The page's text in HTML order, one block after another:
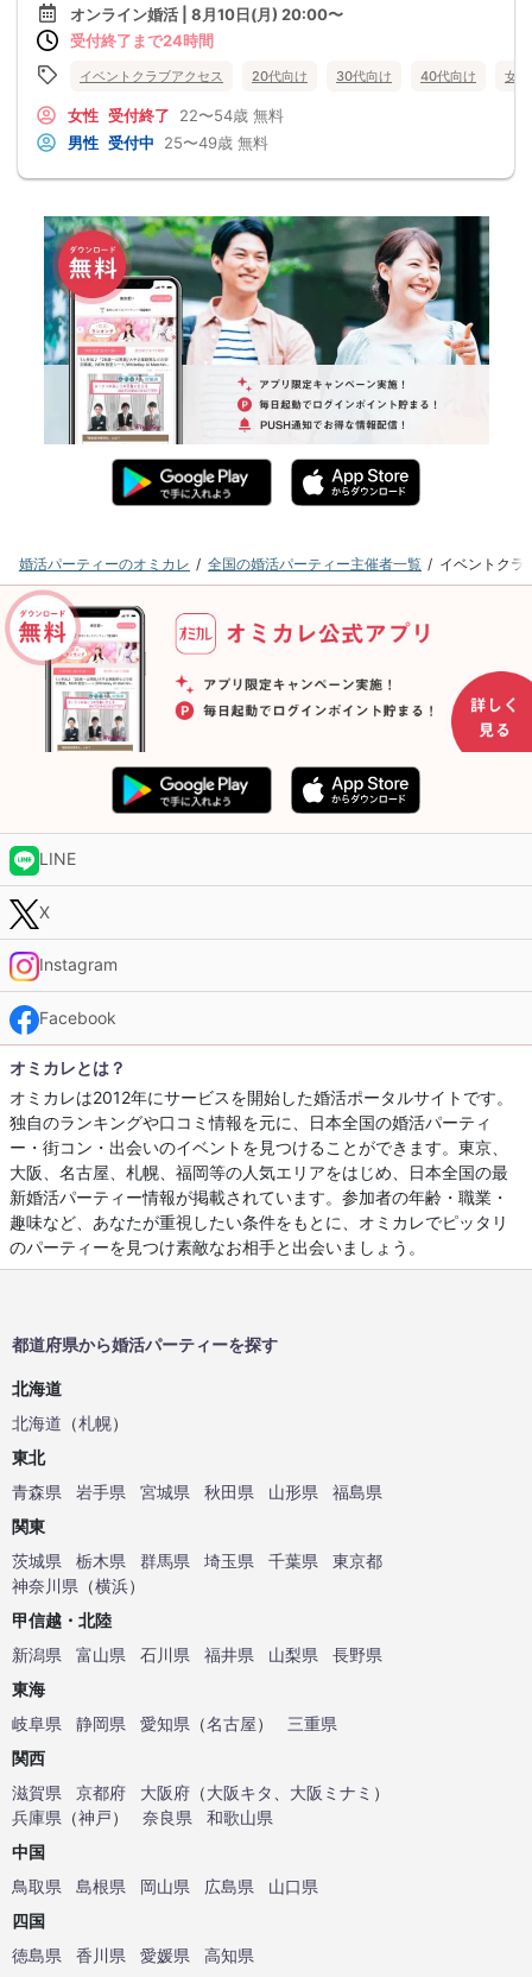
オンライン婚活 | 8月10日(月) 20:00〜
受付終了まで24時間
イベントクラブアクセス 20代向け 30代向け 40代向け 女
女性 受付終了 22〜54歳 無料
男性 受付中 25〜49歳 無料
婚活パーティーのオミカレ 全国の婚活パーティー主催者一覧 イベントクラ
LINE
X
Instagram
Facebook
オミカレとは？
オミカレは2012年にサービスを開始した婚活ポータルサイトです。
独自のランキングや口コミ情報を元に、日本全国の婚活パーティ
ー・街コン・出会いのイベントを見つけることができます。東京、
大阪、名古屋、札幌、福岡等の人気エリアをはじめ、日本全国の最
新婚活パーティー情報が掲載されています。参加者の年齢・職業・
趣味など、あなたが重視したい条件をもとに、オミカレでピッタリ
のパーティーを見つけ素敵なお相手と出会いましょう。
都道府県から婚活パーティーを探す
北海道
北海道 （札幌）
東北
青森県
岩手県 宮城県 秋田県 山形県
福島県
関東
茨城県
栃木県 群馬県 埼玉県 千葉県
東京都
神奈川県 （横浜）
甲信越・北陸
新潟県
富山県 石川県 福井県 山梨県
長野県
東海
岐阜県
静岡県 愛知県 （名古屋）
三重県
関西
滋賀県
京都府 大阪府 （大阪キタ 大阪ミナミ ）
兵庫県 （神戸） 奈良県
和歌山県
中国
鳥取県
島根県 岡山県 広島県
山口県
四国
徳島県
香川県 愛媛県 高知県